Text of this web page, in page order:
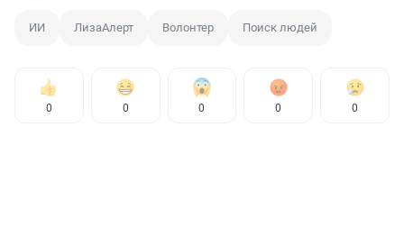
ИИ ЛизаАлерт Волонтер Поиск людей
0 0 0 0 0